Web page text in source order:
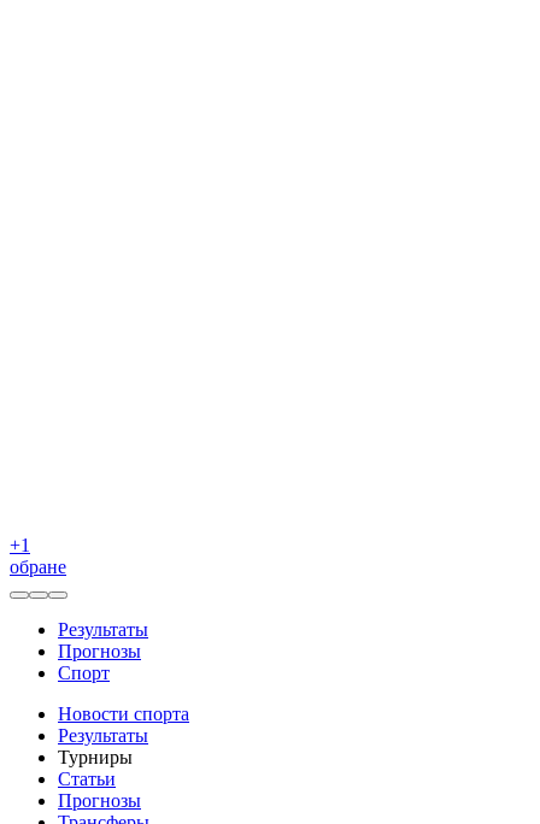
+1
обране
Результаты
Прогнозы
Спорт
Новости спорта
Результаты
Турниры
Статьи
Прогнозы